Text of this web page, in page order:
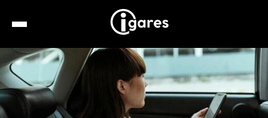
Recherche
Location de voiture
Hôtels